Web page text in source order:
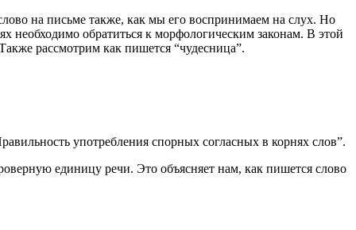
на письме также, как мы его воспринимаем на слух. Но
необходимо обратиться к морфологическим законам. В этой
рассмотрим как пишется “чудесница”.
употребления спорных согласных в корнях слов”.
единицу речи. Это объясняет нам, как пишется слово